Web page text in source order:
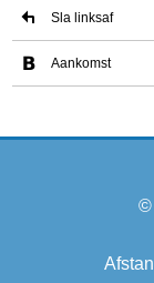
Sla linksaf
Aankomst
©